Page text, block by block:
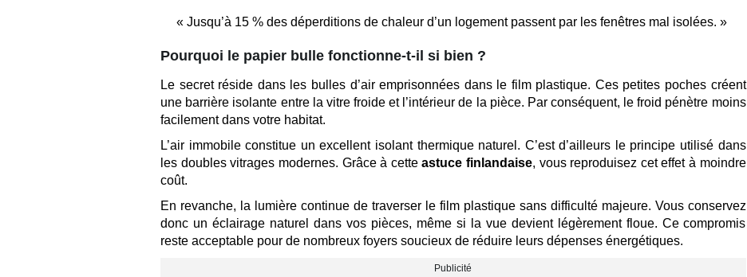
« Jusqu’à 15 % des déperditions de chaleur d’un logement passent par les fenêtres mal isolées. »
Pourquoi le papier bulle fonctionne-t-il si bien ?
Le secret réside dans les bulles d’air emprisonnées dans le film plastique. Ces petites poches créent
une barrière isolante entre la vitre froide et l’intérieur de la pièce. Par conséquent, le froid pénètre moins
facilement dans votre habitat.
L’air immobile constitue un excellent isolant thermique naturel. C’est d’ailleurs le principe utilisé dans
les doubles vitrages modernes. Grâce à cetteastuce finlandaise, vous reproduisez cet effet à moindre
coût.
En revanche, la lumière continue de traverser le film plastique sans difficulté majeure. Vous conservez
donc un éclairage naturel dans vos pièces, même si la vue devient légèrement floue. Ce compromis
reste acceptable pour de nombreux foyers soucieux de réduire leurs dépenses énergétiques.